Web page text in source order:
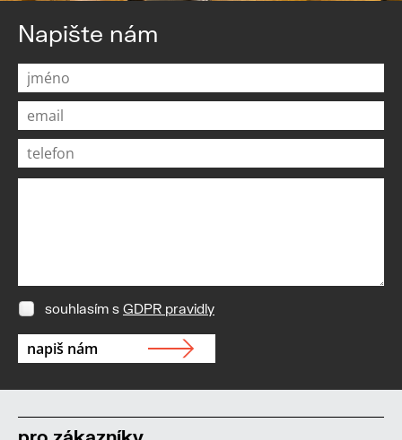
Napište nám
souhlasím s GDPR pravidly